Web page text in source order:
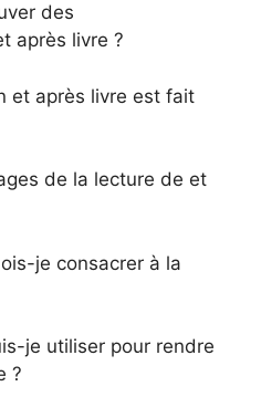
des
après livre ?
et après livre est fait
de la lecture de et
je consacrer à la
je utiliser pour rendre
?